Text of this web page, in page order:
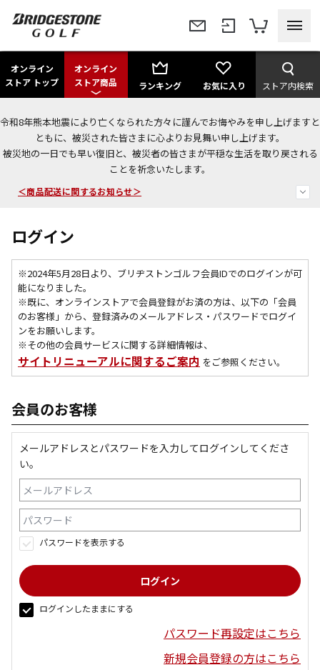
オンライン
ストア トップ
オンライン
ストア商品
ランキング お気に入り ストア内検索
令和8年熊本地震により亡くなられた方々に謹んでお悔やみを申し上げますと
ともに、被災された皆さまに心よりお見舞い申し上げます。
被災地の一日でも早い復旧と、被災者の皆さまが平穏な生活を取り戻される
ことを祈念いたします。
＜夏季休暇中のご注文・発送・お問い合わせ＞
今なら新規会員登録で1,000円OFFクーポンプレゼント！
＜商品配送に関するお知らせ＞
ログイン
※2024年5月28日より、ブリヂストンゴルフ会員IDでのログインが可
能になりました。
※既に、 オンラインストアで会員登録がお済の方は、以下の「会員
のお客様」から、登録済みのメールアドレス・パスワードでログイ
ンをお願いします。
※その他の会員サービスに関する詳細情報は、
サイトリニューアルに関するご案内 をご参照ください。
会員のお客様
メールアドレスとパスワードを入力してログインしてくださ
い。
パスワードを表示する
ログインしたままにする
パスワード再設定はこちら
新規会員登録の方はこちら